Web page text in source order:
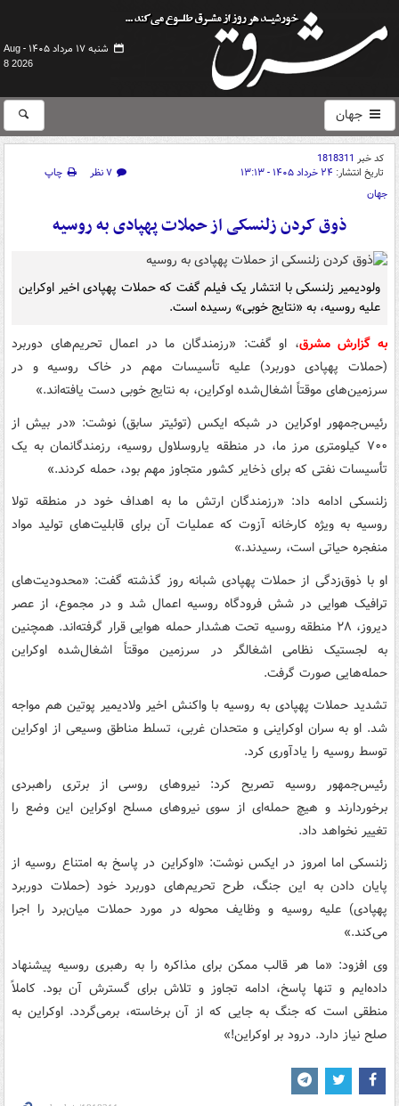
شنبه ۱۷ مرداد ۱۴۰۵ -
Aug
8 2026
جهان
کد خبر 1818311
تاریخ انتشار: ۲۴ خرداد ۱۴۰۵ - ۱۳:۱۳ ۷ نظر
چاپ
جهان
ذوق‌ کردن زلنسکی از حملات پهپادی به روسیه
ولودیمیر زلنسکی با انتشار یک فیلم گفت که حملات پهپادی اخیر اوکراین
علیه روسیه، به «نتایج خوبی» رسیده است.
به گزارش مشرق، او گفت: «رزمندگان ما در اعمال تحریم‌های دوربرد
(حملات پهپادی دوربرد) علیه تأسیسات مهم در خاک روسیه و در
سرزمین‌های موقتاً اشغال‌شده اوکراین، به نتایج خوبی دست یافته‌اند.»
رئیس‌جمهور اوکراین در شبکه ایکس (توئیتر سابق) نوشت: «در بیش از
۷۰۰ کیلومتری مرز ما، در منطقه یاروسلاول روسیه، رزمندگانمان به یک
تأسیسات نفتی که برای ذخایر کشور متجاوز مهم بود، حمله کردند.»
زلنسکی ادامه داد: «رزمندگان ارتش ما به اهداف خود در منطقه تولا
روسیه به ویژه کارخانه آزوت که عملیات آن برای قابلیت‌های تولید مواد
منفجره حیاتی است، رسیدند.»
او با ذوق‌زدگی از حملات پهپادی شبانه روز گذشته گفت: «محدودیت‌های
ترافیک هوایی در شش فرودگاه روسیه اعمال شد و در مجموع، از عصر
دیروز، ۲۸ منطقه روسیه تحت هشدار حمله هوایی قرار گرفته‌اند. همچنین
به لجستیک نظامی اشغالگر در سرزمین موقتاً اشغال‌شده اوکراین
حمله‌هایی صورت گرفت.
تشدید حملات پهپادی به روسیه با واکنش اخیر ولادیمیر پوتین هم مواجه
شد. او به سران اوکراینی و متحدان غربی، تسلط مناطق وسیعی از اوکراین
توسط روسیه را یادآوری کرد.
رئیس‌جمهور روسیه تصریح کرد: نیروهای روسی از برتری راهبردی
برخوردارند و هیچ حمله‌ای از سوی نیروهای مسلح اوکراین این وضع را
تغییر نخواهد داد.
زلنسکی اما امروز در ایکس نوشت: «اوکراین در پاسخ به امتناع روسیه از
پایان دادن به این جنگ، طرح تحریم‌های دوربرد خود (حملات دوربرد
پهپادی) علیه روسیه و وظایف محوله در مورد حملات میان‌برد را اجرا
می‌کند.»
وی افزود: «ما هر قالب ممکن برای مذاکره را به رهبری روسیه پیشنهاد
داده‌ایم و تنها پاسخ، ادامه تجاوز و تلاش برای گسترش آن بود. کاملاً
منطقی است که جنگ به جایی که از آن برخاسته، برمی‌گردد. اوکراین به
صلح نیاز دارد. درود بر اوکراین!»